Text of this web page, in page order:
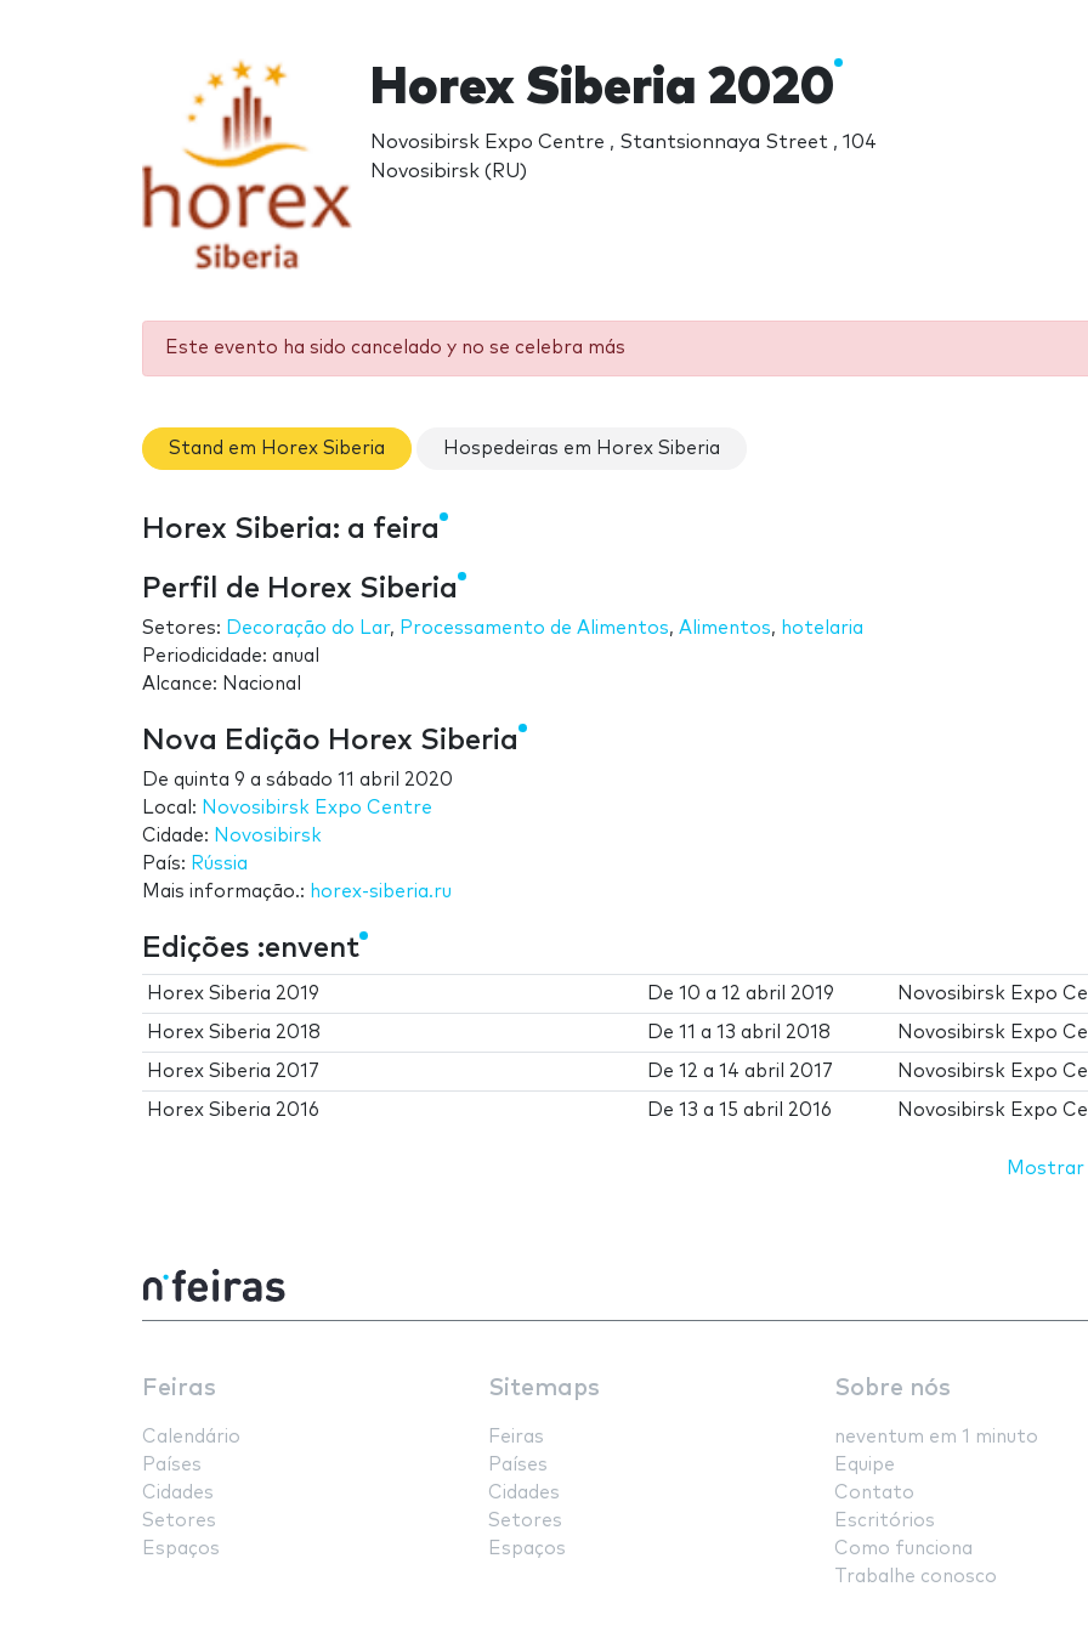
Horex Siberia 2020
Novosibirsk Expo Centre , Stantsionnaya Street , 104
Novosibirsk (RU)
Este evento ha sido cancelado y no se celebra más
Stand em Horex Siberia Hospedeiras em Horex Siberia
Horex Siberia: a feira
Perfil de Horex Siberia
Setores: Decoração do Lar, Processamento de Alimentos, Alimentos, hotelaria
Periodicidade: anual
Alcance: Nacional
Nova Edição Horex Siberia
De quinta 9 a sábado 11 abril 2020
Local: Novosibirsk Expo Centre
Cidade: Novosibirsk
País: Rússia
Mais informação.: horex-siberia.ru
Edições :envent
Horex Siberia 2019 De10 a12 abril 2019 Novosibirsk Expo
Horex Siberia 2018 De11 a13 abril 2018 Novosibirsk Expo
Horex Siberia 2017 De12 a14 abril 2017 Novosibirsk Expo
Horex Siberia 2016 De13 a15 abril 2016 Novosibirsk Expo
Mostrar
Feiras
Calendário
Países
Cidades
Setores
Espaços
Sitemaps
Feiras
Países
Cidades
Setores
Espaços
Sobre nós
neventum em 1 minuto
Equipe
Contato
Escritórios
Como funciona
Trabalhe conosco